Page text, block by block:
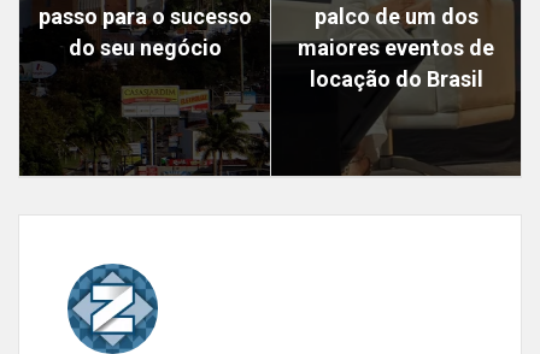
passo para o sucesso
do seu negócio
palco de um dos
maiores eventos de
locação do Brasil